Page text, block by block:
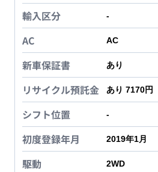
輸入区分 -
AC AC
新車保証書 あり
リサイクル預託金 あり 7170円
シフト位置 -
初度登録年月 2019年1月
駆動 2WD